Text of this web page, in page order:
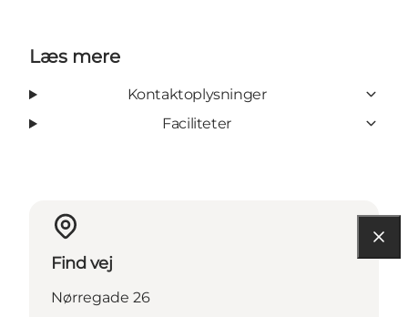
Læs mere
Kontaktoplysninger
Faciliteter
Find vej
Nørregade 26